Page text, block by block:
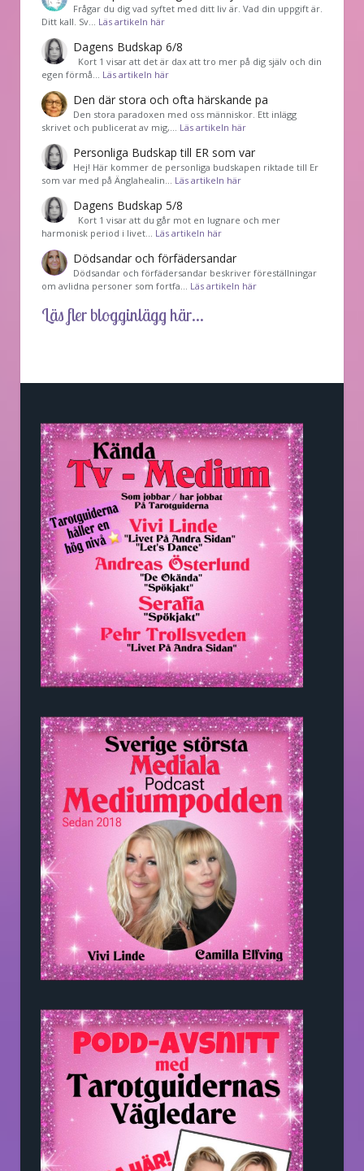
Frågar du dig vad syftet med ditt liv är. Vad din uppgift är.
Ditt kall. Sv… Läs artikeln här
Dagens Budskap 6/8
Kort 1 visar att det är dax att tro mer på dig själv och din
egen förmå… Läs artikeln här
Den där stora och ofta härskande pa
Den stora paradoxen med oss människor. Ett inlägg
skrivet och publicerat av mig,… Läs artikeln här
Personliga Budskap till ER som var
Hej! Här kommer de personliga budskapen riktade till Er
som var med på Änglahealin… Läs artikeln här
Dagens Budskap 5/8
Kort 1 visar att du går mot en lugnare och mer
harmonisk period i livet… Läs artikeln här
Dödsandar och förfädersandar
Dödsandar och förfädersandar beskriver föreställningar
om avlidna personer som fortfa… Läs artikeln här
Läs fler blogginlägg här...